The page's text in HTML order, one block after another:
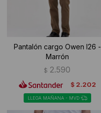
Pantalón cargo Owen I26 -
Marrón
$ 2.590
$ 2.202
LLEGA MAÑANA - MVD